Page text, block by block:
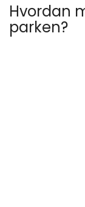
Hvordan
parken?